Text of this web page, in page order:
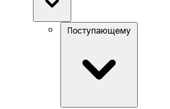
Поступающему